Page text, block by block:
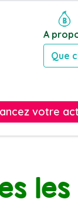
A
votre
les